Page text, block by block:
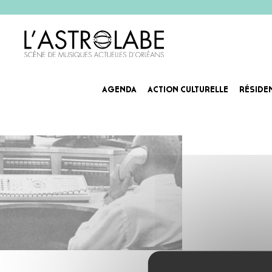
AGENDA ACTION CULTURELLE